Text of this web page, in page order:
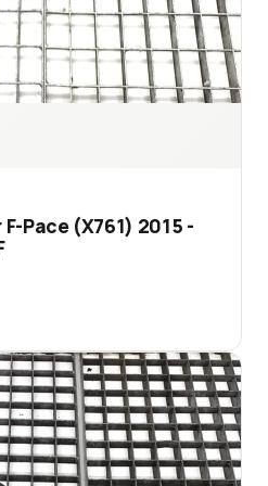
Pace (X761) 2015 -